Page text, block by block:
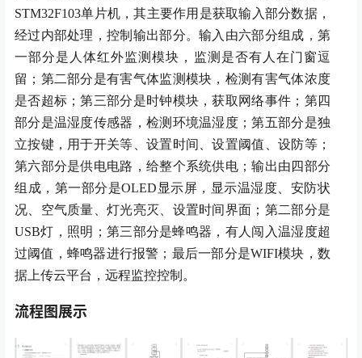
STM32F103单片机，其主要作用是获取输入部分数据，
经过内部处理，控制输出部分。输入由六部分组成， 第
一部分是人体红外监测模块，监测是否有人在门窗逗
留；第二部分是有害气体监测模块，检测有害气体浓度
是否超标；第三部分是时钟模块，获取网络事件；第四
部分是温湿度传感器，检测环境温湿度；第五部分是独
立按键，用于开关等、设置时间、设置阈值、设防等；
第六部分是供电电路，给整个系统供电；输出由四部分
组成，第一部分是OLED显示屏，显示温湿度、安防状
况、空气质量、灯光亮灭、设置时间界面；第二部分是
USB灯，照明；第三部分是蜂鸣器，有人闯入温湿度超
过阈值，蜂鸣器进行报警；最后一部分是WIFI模块，数
据上传云平台，远程监控控制。
流程图展示